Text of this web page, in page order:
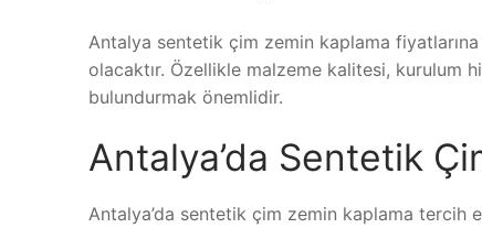
Antalya sentetik çim zemin kaplama
olacaktır. Özellikle malzeme kalitesi,
bulundurmak önemlidir.
Antalya’da Sentetik
Antalya’da sentetik çim zemin kaplama tercih